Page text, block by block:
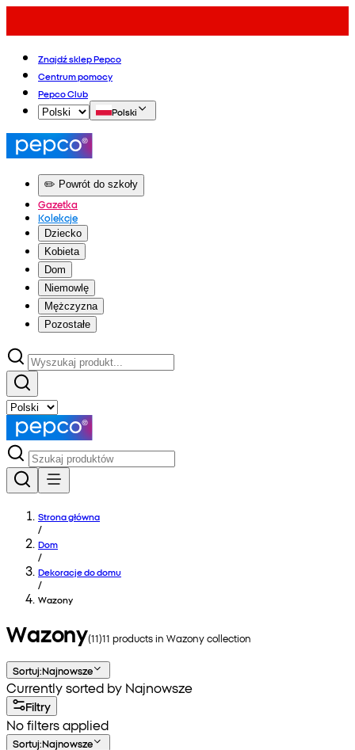
Znajdź sklep Pepco
Centrum pomocy
Pepco Club
Polski
✏️ Powrót do szkoły
Gazetka
Kolekcje
Dziecko
Kobieta
Dom
Niemowlę
Mężczyzna
Pozostałe
Strona główna
/
Dom
/
Dekoracje do domu
/
Wazony
Wazony(11)11 products inWazonycollection
Sortuj:Najnowsze
Currently sorted by Najnowsze
Filtry
No filters applied
Sortuj:Najnowsze